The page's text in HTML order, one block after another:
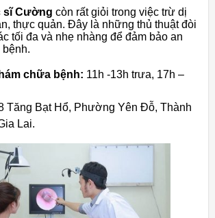
sĩ Cường còn rất giỏi trong việc trừ dị
thực quản. Đây là những thủ thuật đòi
tối đa và nhẹ nhàng để đảm bảo an
chữa bệnh: 11h -13h trưa, 17h –
Tăng Bạt Hổ, Phường Yên Đỗ, Thành
Lai.